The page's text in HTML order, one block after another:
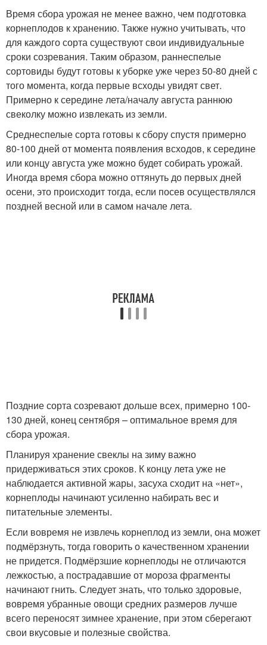
Время сбора урожая не менее важно, чем подготовка
корнеплодов к хранению. Также нужно учитывать, что
для каждого сорта существуют свои индивидуальные
сроки созревания. Таким образом, раннеспелые
сортовиды будут готовы к уборке уже через 50-80 дней с
того момента, когда первые всходы увидят свет.
Примерно к середине лета/началу августа раннюю
свеколку можно извлекать из земли.
Среднеспелые сорта готовы к сбору спустя примерно
80-100 дней от момента появления всходов, к середине
или концу августа уже можно будет собирать урожай.
Иногда время сбора можно оттянуть до первых дней
осени, это происходит тогда, если посев осуществлялся
поздней весной или в самом начале лета.
Поздние сорта созревают дольше всех, примерно 100-
130 дней, конец сентября – оптимальное время для
сбора урожая.
Планируя хранение свеклы на зиму важно
придерживаться этих сроков. К концу лета уже не
наблюдается активной жары, засуха сходит на «нет»,
корнеплоды начинают усиленно набирать вес и
питательные элементы.
Если вовремя не извлечь корнеплод из земли, она может
подмёрзнуть, тогда говорить о качественном хранении
не придется. Подмёрзшие корнеплоды не отличаются
лежкостью, а пострадавшие от мороза фрагменты
начинают гнить. Следует знать, что только здоровые,
вовремя убранные овощи средних размеров лучше
всего переносят зимнее хранение, при этом сберегают
свои вкусовые и полезные свойства.